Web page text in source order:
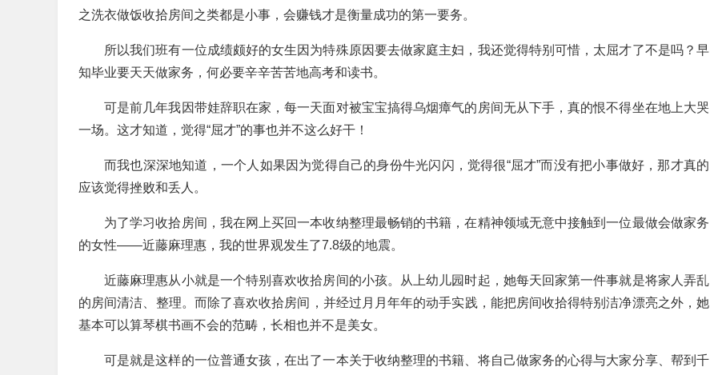
之洗衣做饭收拾房间之类都是小事，会赚钱才是衡量成功的第一要务。
所以我们班有一位成绩颇好的女生因为特殊原因要去做家庭主妇，我还觉得特别可惜，太屈才了不是吗？早
知毕业要天天做家务，何必要辛辛苦苦地高考和读书。
可是前几年我因带娃辞职在家，每一天面对被宝宝搞得乌烟瘴气的房间无从下手，真的恨不得坐在地上大哭
一场。这才知道，觉得“屈才”的事也并不这么好干！
而我也深深地知道，一个人如果因为觉得自己的身份牛光闪闪，觉得很“屈才”而没有把小事做好，那才真的
应该觉得挫败和丢人。
为了学习收拾房间，我在网上买回一本收纳整理最畅销的书籍，在精神领域无意中接触到一位最做会做家务
的女性——近藤麻理惠，我的世界观发生了7.8级的地震。
近藤麻理惠从小就是一个特别喜欢收拾房间的小孩。从上幼儿园时起，她每天回家第一件事就是将家人弄乱
的房间清洁、整理。而除了喜欢收拾房间，并经过月月年年的动手实践，能把房间收拾得特别洁净漂亮之外，她
基本可以算琴棋书画不会的范畴，长相也并不是美女。
可是就是这样的一位普通女孩，在出了一本关于收纳整理的书籍、将自己做家务的心得与大家分享、帮到千